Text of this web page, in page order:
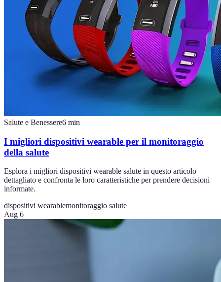
Salute e Benessere6 min
I migliori dispositivi wearable per il monitoraggio
della salute
Esplora i migliori dispositivi wearable salute in questo articolo
dettagliato e confronta le loro caratteristiche per prendere decisioni
informate.
dispositivi wearablemonitoraggio salute
Aug 6